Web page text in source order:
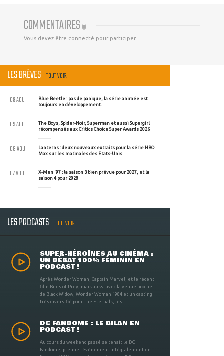
COMMENTAIRES (0)
Vous devez être connecté pour participer
LES BRÈVES TOUT VOIR
Blue Beetle : pas de panique, la série animée est
toujours en développement.
09 AOU
The Boys, Spider-Noir, Superman et aussi Supergirl
récompensés aux Critics Choice Super Awards 2026
09 AOU
Lanterns : deux nouveaux extraits pour la série HBO
Max sur les matinales des Etats-Unis
08 AOU
X-Men '97 : la saison 3 bien prévue pour 2027, et la
saison 4 pour 2028
07 AOU
LES PODCASTS TOUT VOIR
SUPER-HÉROÏNES AU CINÉMA :
UN DÉBAT 100% FÉMININ EN
PODCAST !
Après Wonder Woman, Captain Marvel, et le récent
film Birds of Prey, mais aussi avec la venue proche
de Black Widow, Wonder Woman 1984 et un casting
très diversifié pour The Eternals, les ...
DC FANDOME : LE BILAN EN
PODCAST !
Au cours du weekend passé se tenait le DC
Fandome, premier évènement intégralement en